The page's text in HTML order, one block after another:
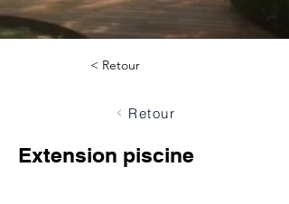
< Retour
Retour
Extension piscine